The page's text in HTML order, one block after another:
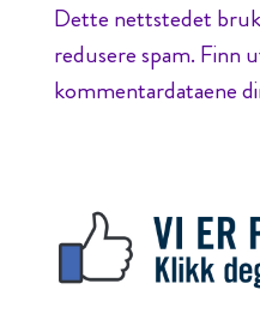
Dette nettstedet
redusere spam. Finn
kommentardataene